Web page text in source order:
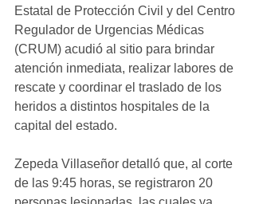
Estatal de Protección Civil y del Centro
Regulador de Urgencias Médicas
(CRUM) acudió al sitio para brindar
atención inmediata, realizar labores de
rescate y coordinar el traslado de los
heridos a distintos hospitales de la
capital del estado.
Zepeda Villaseñor detalló que, al corte
de las 9:45 horas, se registraron 20